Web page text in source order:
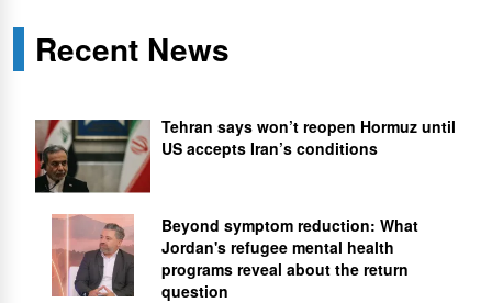
Recent News
Tehran says won’t reopen Hormuz until
US accepts Iran’s conditions
Beyond symptom reduction: What
Jordan's refugee mental health
programs reveal about the return
question